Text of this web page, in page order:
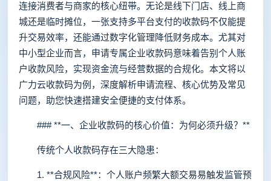
连接消费者与商家的核心纽带。无论是线下门店、线上商
城还是临时摊位，一张支持多平台支付的收款码不仅能提
升交易效率，还能通过数字化管理降低财务成本。尤其对
中小型企业而言，申请专属企业收款码意味着告别个人账
户收款风险，实现资金流与经营数据的合规化。本文将以
广力云收款码为例，深度解析申请流程、核心优势及常见
问题，助您快速搭建安全便捷的支付体系。
### **一、企业收款码的核心价值：为何必须升级？**
传统个人收款码存在三大隐患：
1. **合规风险**：个人账户频繁大额交易易触发监管预